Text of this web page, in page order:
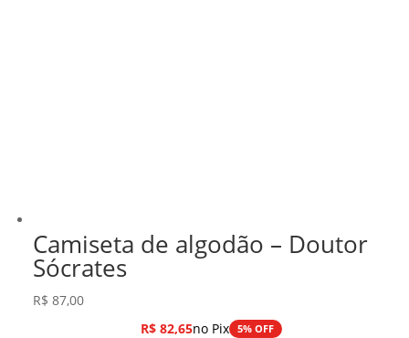
Camiseta de algodão – Doutor
Sócrates
R$ 87,00
R$82,65no Pix 5% OFF